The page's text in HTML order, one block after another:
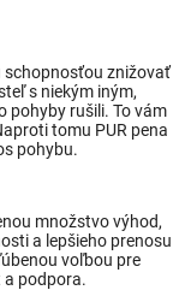
schopnosťou znižovať
s niekým iným,
pohyby rušili. To vám
tomu PUR pena
pohybu.
množstvo výhod,
a lepšieho prenosu
voľbou pre
a podpora.